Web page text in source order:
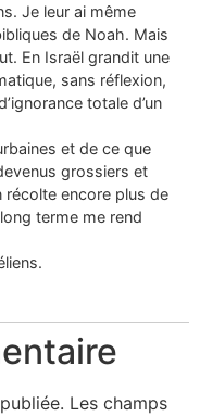
Je leur ai même
de Noah. Mais
En Israël grandit une
sans réflexion,
totale d’un
et de ce que
grossiers et
récolte encore plus de
terme me rend
Les champs